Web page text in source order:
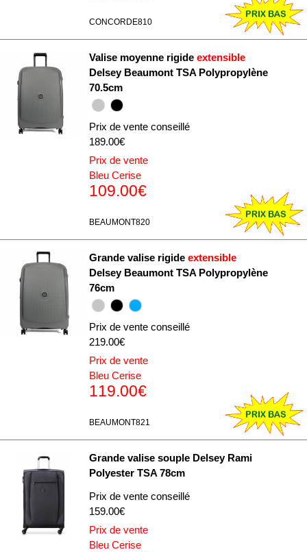
CONCORDE810
Valise moyenne rigide extensible
Delsey Beaumont TSA Polypropylène
70.5cm
Prix de vente conseillé
189.00€
Prix de vente
Bleu Cerise
109.00€
BEAUMONT820
Grande valise rigide extensible
Delsey Beaumont TSA Polypropylène
76cm
Prix de vente conseillé
219.00€
Prix de vente
Bleu Cerise
119.00€
BEAUMONT821
Grande valise souple Delsey Rami
Polyester TSA 78cm
Prix de vente conseillé
159.00€
Prix de vente
Bleu Cerise